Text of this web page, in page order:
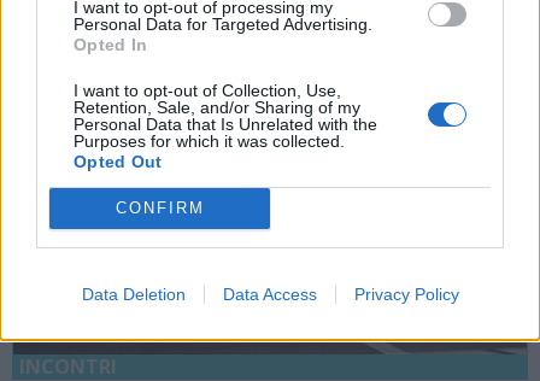
I want to opt-out of processing my
Personal Data for Targeted Advertising.
Opted In
I want to opt-out of Collection, Use,
Retention, Sale, and/or Sharing of my
Personal Data that Is Unrelated with the
Purposes for which it was collected.
Opted Out
CONFIRM
Data Deletion Data Access Privacy Policy
INCONTRI